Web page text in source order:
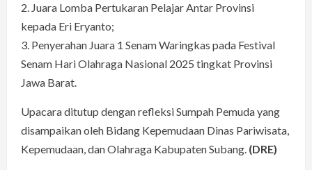
2.⁠ ⁠Juara Lomba Pertukaran Pelajar Antar Provinsi
kepada Eri Eryanto;
3.⁠ ⁠Penyerahan Juara 1 Senam Waringkas pada Festival
Senam Hari Olahraga Nasional 2025 tingkat Provinsi
Jawa Barat.
Upacara ditutup dengan refleksi Sumpah Pemuda yang
disampaikan oleh Bidang Kepemudaan Dinas Pariwisata,
Kepemudaan, dan Olahraga Kabupaten Subang. (DRE)